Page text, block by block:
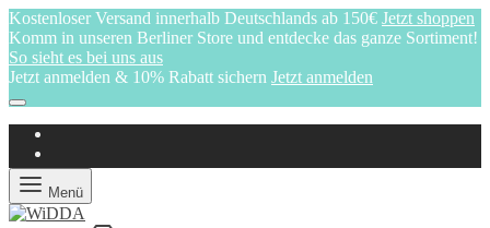
Kostenloser Versand innerhalb Deutschlands ab 150€ Jetzt shoppen
Komm in unseren Berliner Store und entdecke das ganze Sortiment!
So sieht es bei uns aus
Jetzt anmelden & 10% Rabatt sichern Jetzt anmelden
Menü